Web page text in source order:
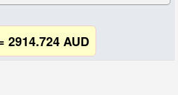
2914.724 AUD